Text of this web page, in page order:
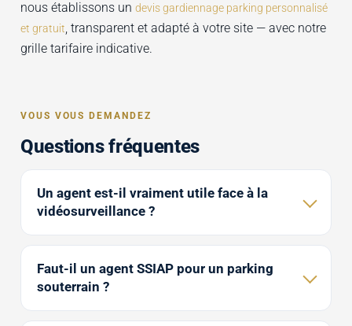
nous établissons un devis gardiennage parking personnalisé
et gratuit, transparent et adapté à votre site — avec notre
grille tarifaire indicative.
VOUS VOUS DEMANDEZ
Questions fréquentes
Un agent est-il vraiment utile face à la
vidéosurveillance ?
Faut-il un agent SSIAP pour un parking
souterrain ?